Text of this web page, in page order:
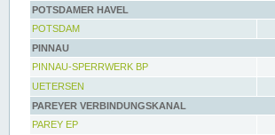
POTSDAMER HAVEL
POTSDAM
PINNAU
PINNAU-SPERRWERK BP
UETERSEN
PAREYER VERBINDUNGSKANAL
PAREY EP